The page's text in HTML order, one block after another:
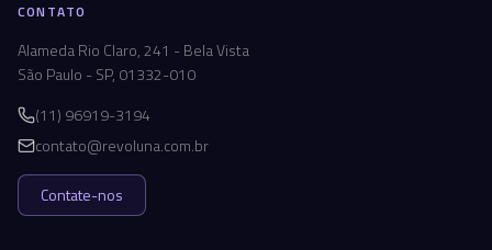
CONTATO
Alameda Rio Claro, 241 - Bela Vista
São Paulo - SP, 01332-010
(11) 96919-3194
contato@revoluna.com.br
Contate-nos